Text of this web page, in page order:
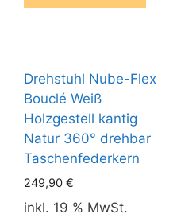
Drehstuhl Nube-Flex
Bouclé Weiß
Holzgestell kantig
Natur 360° drehbar
Taschenfederkern
249,90 €
inkl. 19 % MwSt.